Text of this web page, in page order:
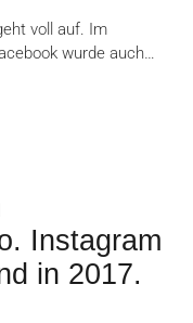
voll auf. Im
wurde auch…
Instagram
in 2017.